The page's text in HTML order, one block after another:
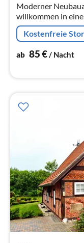
Moderner Neubauab 85,00 €
willkommen in
Nichtraucherhaus.
Naturliebhaber.
Kostenfreie
ab 85€/ Nacht